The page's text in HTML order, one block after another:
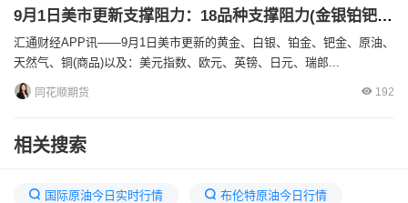
9月1日美市更新支撑阻力：18品种支撑阻力(金银铂钯原油天然气铜及十大货币对)
汇通财经APP讯——9月1日美市更新的黄金、白银、铂金、钯金、原油、
天然气、铜(商品)以及：美元指数、欧元、英镑、日元、瑞郎...
同花顺期货 192
相关搜索
国际原油今日实时行情 布伦特原油今日行情